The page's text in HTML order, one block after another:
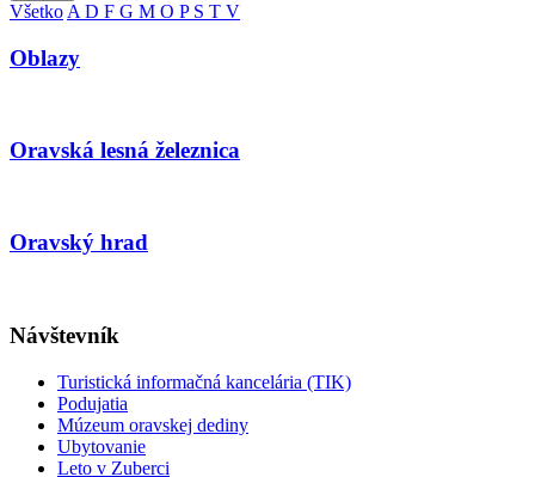
Všetko A D F G M O P S T V
Oblazy
Oravská lesná železnica
Oravský hrad
Návštevník
Turistická informačná kancelária (TIK)
Podujatia
Múzeum oravskej dediny
Ubytovanie
Leto v Zuberci